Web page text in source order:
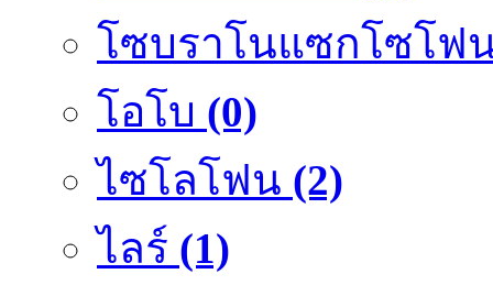
โซบราโนแซกโซโฟ
โอโบ (0)
ไซโลโฟน (2)
ไลร์ (1)